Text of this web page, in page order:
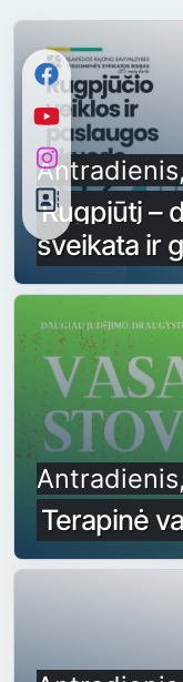
Rugpjūtį –
sveikata ir
Terapinė